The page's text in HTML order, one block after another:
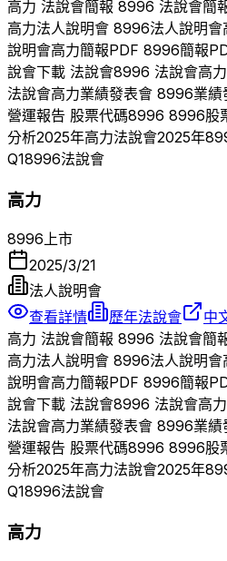
高力 法說會簡報 8996 法說會簡
高力法人說明會 8996法人說明會
說明會高力簡報PDF 8996簡報
說會下載 法說會8996 法說會高力
法說會高力業績發表會 8996業績
營運報告 股票代碼8996 8996股
分析2025年高力法說會2025年
Q18996法說會
高力
8996上市
2025/3/21
法人說明會
查看詳情
歷年法說會 中
高力 法說會簡報 8996 法說會簡
高力法人說明會 8996法人說明會
說明會高力簡報PDF 8996簡報
說會下載 法說會8996 法說會高力
法說會高力業績發表會 8996業績
營運報告 股票代碼8996 8996股
分析2025年高力法說會2025年
Q18996法說會
高力